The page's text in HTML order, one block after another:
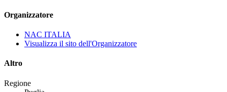
Organizzatore
NAC ITALIA
Visualizza il sito dell'Organizzatore
Altro
Regione